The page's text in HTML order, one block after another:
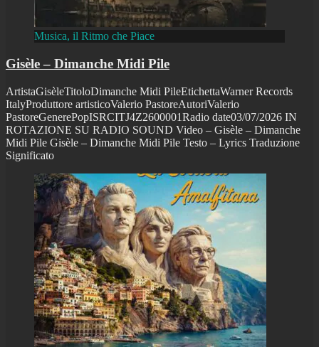
Musica, il Ritmo che Piace
Gisèle – Dimanche Midi Pile
ArtistaGisèleTitoloDimanche Midi PileEtichettaWarner Records
ItalyProduttore artisticoValerio PastoreAutoriValerio
PastoreGenerePopISRCITJ4Z2600001Radio date03/07/2026 IN
ROTAZIONE SU RADIO SOUND Video – Gisèle – Dimanche
Midi Pile Gisèle – Dimanche Midi Pile Testo – Lyrics Traduzione
Significato